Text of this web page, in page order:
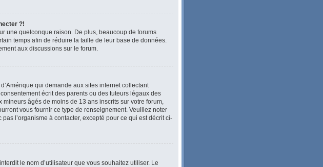
?!
une quelconque raison. De plus, beaucoup de forums
temps afin de réduire la taille de leur base de données.
aux discussions sur le forum.
qui demande aux sites internet collectant
écrit des parents ou des tuteurs légaux des
âgés de moins de 13 ans inscrits sur votre forum,
vous fournir ce type de renseignement. Veuillez noter
l’organisme à contacter, excepté pour ce qui est décrit ci-
le nom d’utilisateur que vous souhaitez utiliser. Le